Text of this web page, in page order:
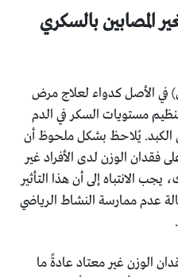
المصابين بالسكري
في الأصل كدواء لعلاج مرض
مستويات السكر في الدم
الكبد. يُلاحظ بشكل ملحوظ أن
فقدان الوزن لدى الأفراد غير
الانتباه إلى أن هذا التأثير
عدم ممارسة النشاط الرياضي
الوزن غير معتاد عادةً ما